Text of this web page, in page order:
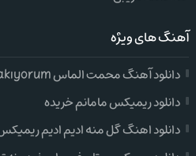
آهنگ های ویژه
دانلود آهنگ محمت الماس gidene yakıyorum
دانلود ریمیکس مامانم خریده
دانلود اهنگ گل منه ادیم ادیم